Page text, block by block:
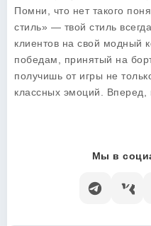
Помни, что нет такого
стиль» — твой стиль
клиентов на свой модный
победам, принятый на
получишь от игры не
классных эмоций.
Мы в